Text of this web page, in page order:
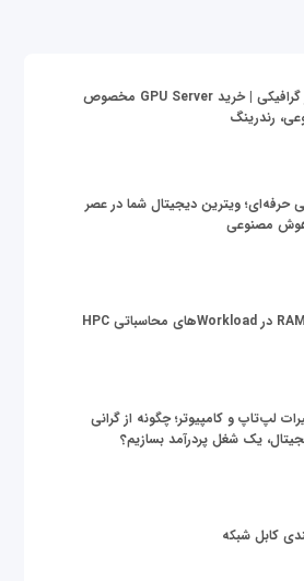
قیمت سرور گرافیکی | خرید GPU Server مخصوص
رندرینگ
حرفه‌ای؛ ویترین دیجیتال شما در عصر
مصنوعی
لپ‌تاپ و کامپیوتر؛ چگونه از گرانی
یک شغل پردرآمد بسازیم؟
کابل شبکه